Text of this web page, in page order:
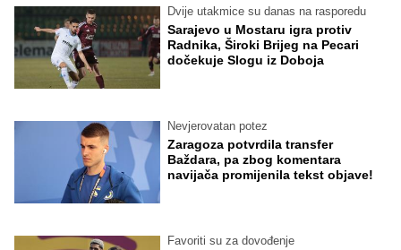
Dvije utakmice su danas na rasporedu
Sarajevo u Mostaru igra protiv
Radnika, Široki Brijeg na Pecari
dočekuje Slogu iz Doboja
Nevjerovatan potez
Zaragoza potvrdila transfer
Baždara, pa zbog komentara
navijača promijenila tekst objave!
Favoriti su za dovođenje